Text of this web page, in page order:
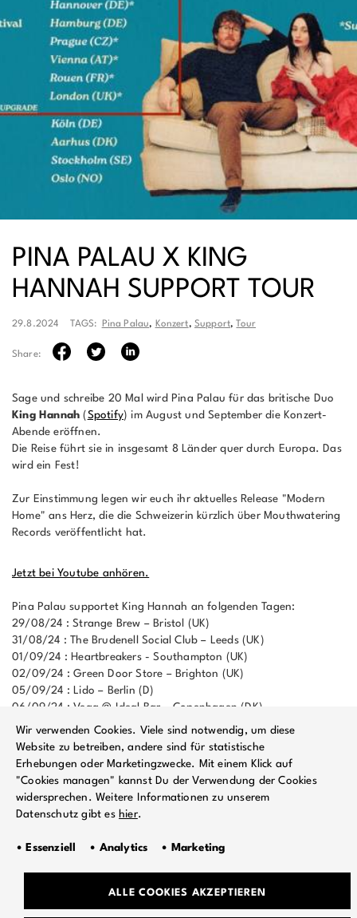
PINA PALAU X KING
HANNAH SUPPORT TOUR
29.8.2024 TAGS: Pina Palau, Konzert, Support,Tour
Share:
Sage und schreibe 20 Mal wird Pina Palau für das britische Duo
King Hannah (Spotify) im August und September die Konzert-
Abende eröffnen.
Die Reise führt sie in insgesamt 8 Länder quer durch Europa. Das
wird ein Fest!
Zur Einstimmung legen wir euch ihr aktuelles Release "Modern
Home" ans Herz, die die Schweizerin kürzlich über Mouthwatering
Records veröffentlicht hat.
Jetzt bei Youtube anhören.
Pina Palau supportet King Hannah an folgenden Tagen:
29/08/24 : Strange Brew – Bristol (UK)
31/08/24 : The Brudenell Social Club – Leeds (UK)
01/09/24 : Heartbreakers - Southampton (UK)
02/09/24 : Green Door Store – Brighton (UK)
05/09/24 : Lido – Berlin (D)
06/09/24 : Vega @ Ideal Bar – Copenhagen (DK)
07/09/24 : Speicher – Husum (D)
08/09/24 : Paard – Den Haag (NL)
09/09/24 : Paradiso – Amsterdam (NL)
11/09/24 : Effenaar – Eindhoven (NL)
12/09/24 : La Maroquinerie – Paris (F)
13/09/24 : AB club – Brussels (B)
14/09/24 : Reflektor – Liège (B)
17/09/24 : AFF @ Bootstraat – Hasselt (B)
18/09/24 : Vera – Groningen (NL)
19/09/24 : Café Glocksee – Hannover (D)
21/09/24 : Underdogs – Prague (CZ)
22/09/24 : Flucc/Deck – Vienna (A)
Wir verwenden Cookies. Viele sind notwendig, um diese
Website zu betreiben, andere sind für statistische
Erhebungen oder Marketingzwecke. Mit einem Klick auf
"Cookies managen" kannst Du der Verwendung der Cookies
widersprechen. Weitere Informationen zu unserem
Datenschutz gibt es hier.
• Essenziell • Analytics • Marketing
ALLE COOKIES AKZEPTIEREN